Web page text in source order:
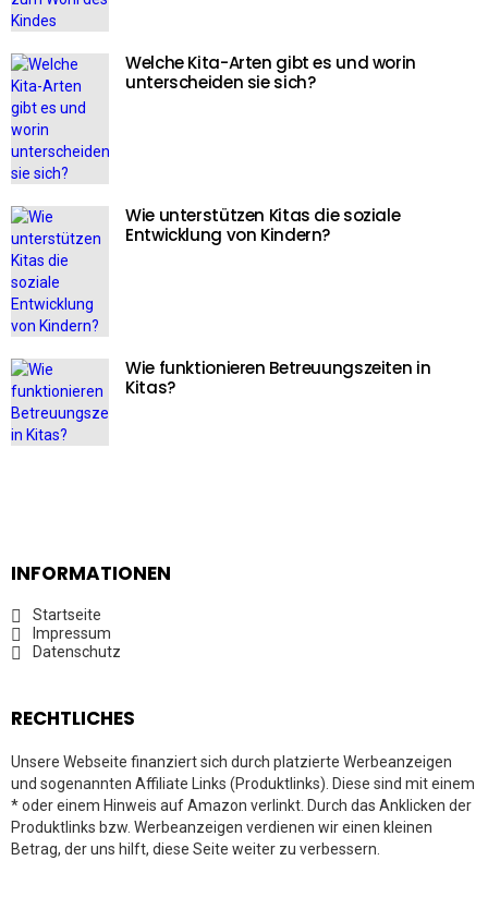
Welche Kita-Arten gibt es und worin
unterscheiden sie sich?
Wie unterstützen Kitas die soziale
Entwicklung von Kindern?
Wie funktionieren Betreuungszeiten in
Kitas?
INFORMATIONEN
Startseite
Impressum
Datenschutz
RECHTLICHES
Unsere Webseite finanziert sich durch platzierte Werbeanzeigen
und sogenannten Affiliate Links (Produktlinks). Diese sind mit einem
* oder einem Hinweis auf Amazon verlinkt. Durch das Anklicken der
Produktlinks bzw. Werbeanzeigen verdienen wir einen kleinen
Betrag, der uns hilft, diese Seite weiter zu verbessern.